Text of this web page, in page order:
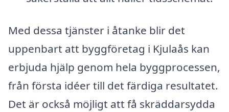
Med dessa tjänster i åtanke blir det
uppenbart att byggföretag i Kjulaås kan
erbjuda hjälp genom hela byggprocessen,
från första idéer till det färdiga resultatet.
Det är också möjligt att få skräddarsydda